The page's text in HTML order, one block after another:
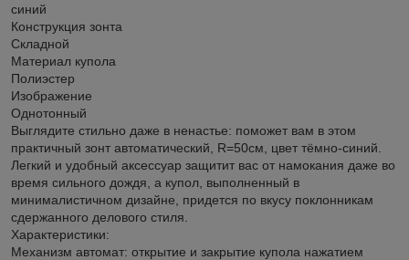
синий
Конструкция зонта
Складной
Материал купола
Полиэстер
Изображение
Однотонный
Выглядите стильно даже в ненастье: поможет вам в этом
практичный зонт автоматический, R=50см, цвет тёмно-синий.
Легкий и удобный аксессуар защитит вас от намокания даже во
время сильного дождя, а купол, выполненный в
минималистичном дизайне, придется по вкусу поклонникам
сдержанного делового стиля.
Характеристики:
Механизм автомат: открытие и закрытие купола нажатием